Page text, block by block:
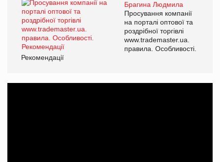
Брагина Людмила
Просування компанії
на порталі оптової та
роздрібної торгівлі
www.trademaster.ua.
правила. Особливості.
Рекомендації